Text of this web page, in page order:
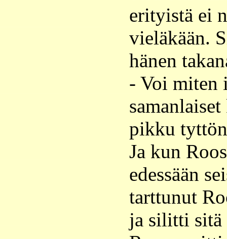
erityistä ei
vieläkään.
hänen
- Voi miten
pikku
Ja kun
edessään
tarttunut
ja silitti sitä